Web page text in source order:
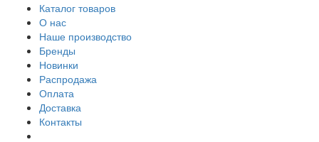
Каталог товаров
О нас
Наше производство
Бренды
Новинки
Распродажа
Оплата
Доставка
Контакты